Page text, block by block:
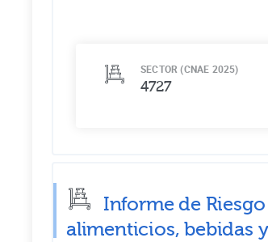
SECTOR (CNAE 2025)
4727
Informe de
alimenticios, bebidas